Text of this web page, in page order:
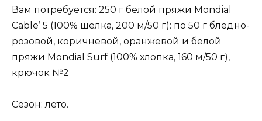
Вам потребуется: 250 г белой пряжи Mondial
Cable’ 5 (100% шелка, 200 м/50 г): по 50 г бледно-
розовой, коричневой, оранжевой и белой
пряжи Mondial Surf (100% хлопка, 160 м/50 г),
крючок №2
Сезон: лето.